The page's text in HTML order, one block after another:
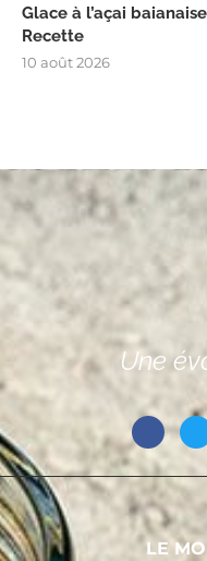
Glace à l’açai
Recette
10 août 2026
Une
LE